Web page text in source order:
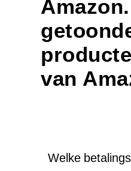
van
Welke